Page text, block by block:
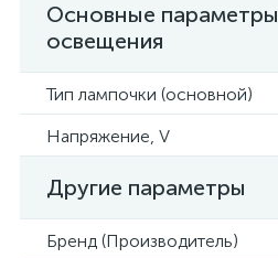
Основные параметры
освещения
Тип лампочки (основной)
Напряжение, V
Другие параметры
Бренд (Производитель)